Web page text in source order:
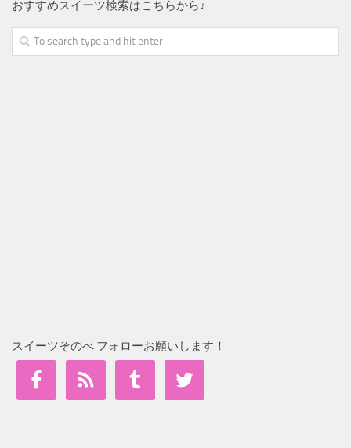
おすすめスイーツ検索はこちらから♪
スイーツそのべ フォローお願いします！